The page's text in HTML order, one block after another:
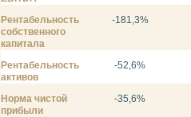
Рентабельность
собственного
капитала
-181,3%
Рентабельность
активов
-52,6%
Норма чистой
прибыли
-35,6%